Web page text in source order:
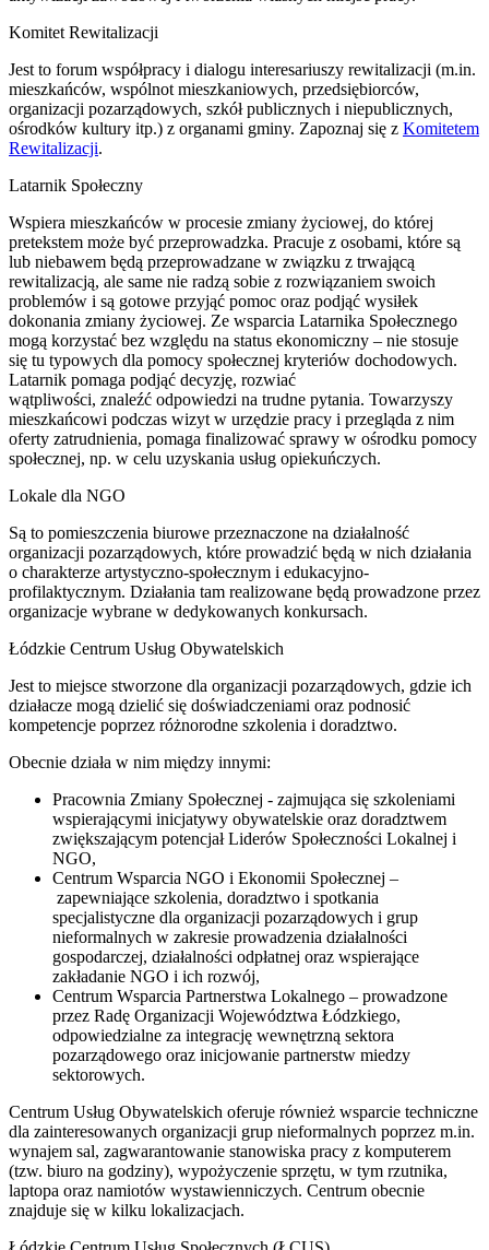
Komitet Rewitalizacji
Jest to forum współpracy i dialogu interesariuszy rewitalizacji (m.in.
mieszkańców, wspólnot mieszkaniowych, przedsiębiorców,
organizacji pozarządowych, szkół publicznych i niepublicznych,
ośrodków kultury itp.) z organami gminy. Zapoznaj się z Komitetem
Rewitalizacji.
Latarnik Społeczny
Wspiera mieszkańców w procesie zmiany życiowej, do której
pretekstem może być przeprowadzka. Pracuje z osobami, które są
lub niebawem będą przeprowadzane w związku z trwającą
rewitalizacją, ale same nie radzą sobie z rozwiązaniem swoich
problemów i są gotowe przyjąć pomoc oraz podjąć wysiłek
dokonania zmiany życiowej. Ze wsparcia Latarnika Społecznego
mogą korzystać bez względu na status ekonomiczny – nie stosuje
się tu typowych dla pomocy społecznej kryteriów dochodowych.
Latarnik pomaga podjąć decyzję, rozwiać
wątpliwości, znaleźć odpowiedzi na trudne pytania. Towarzyszy
mieszkańcowi podczas wizyt w urzędzie pracy i przegląda z nim
oferty zatrudnienia, pomaga finalizować sprawy w ośrodku pomocy
społecznej, np. w celu uzyskania usług opiekuńczych.
Lokale dla NGO
Są to pomieszczenia biurowe przeznaczone na działalność
organizacji pozarządowych, które prowadzić będą w nich działania
o charakterze artystyczno-społecznym i edukacyjno-
profilaktycznym. Działania tam realizowane będą prowadzone przez
organizacje wybrane w dedykowanych konkursach.
Łódzkie Centrum Usług Obywatelskich
Jest to miejsce stworzone dla organizacji pozarządowych, gdzie ich
działacze mogą dzielić się doświadczeniami oraz podnosić
kompetencje poprzez różnorodne szkolenia i doradztwo.
Obecnie działa w nim między innymi:
Pracownia Zmiany Społecznej - zajmująca się szkoleniami
wspierającymi inicjatywy obywatelskie oraz doradztwem
zwiększającym potencjał Liderów Społeczności Lokalnej i
NGO,
Centrum Wsparcia NGO i Ekonomii Społecznej –
zapewniające szkolenia, doradztwo i spotkania
specjalistyczne dla organizacji pozarządowych i grup
nieformalnych w zakresie prowadzenia działalności
gospodarczej, działalności odpłatnej oraz wspierające
zakładanie NGO i ich rozwój,
Centrum Wsparcia Partnerstwa Lokalnego – prowadzone
przez Radę Organizacji Województwa Łódzkiego,
odpowiedzialne za integrację wewnętrzną sektora
pozarządowego oraz inicjowanie partnerstw miedzy
sektorowych.
Centrum Usług Obywatelskich oferuje również wsparcie techniczne
dla zainteresowanych organizacji grup nieformalnych poprzez m.in.
wynajem sal, zagwarantowanie stanowiska pracy z komputerem
(tzw. biuro na godziny), wypożyczenie sprzętu, w tym rzutnika,
laptopa oraz namiotów wystawienniczych. Centrum obecnie
znajduje się w kilku lokalizacjach.